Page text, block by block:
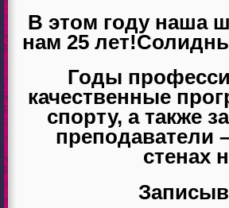
В этом году наша
нам 25 лет!
Годы
качественные
спорту, а также
преподаватели